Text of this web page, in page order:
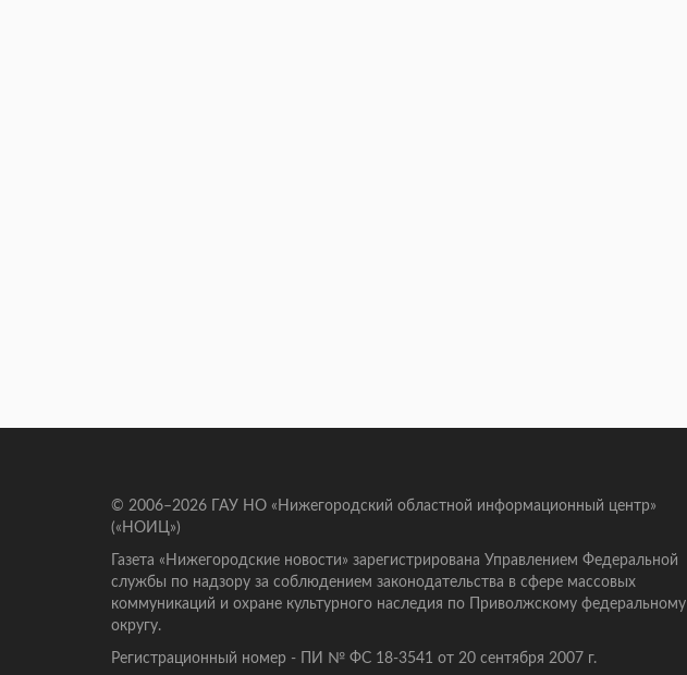
© 2006–2026 ГАУ НО «Нижегородский областной информационный центр»
(«НОИЦ»)
Газета «Нижегородские новости» зарегистрирована Управлением Федеральной
службы по надзору за соблюдением законодательства в сфере массовых
коммуникаций и охране культурного наследия по Приволжскому федеральному
округу.
Регистрационный номер - ПИ № ФС 18-3541 от 20 сентября 2007 г.